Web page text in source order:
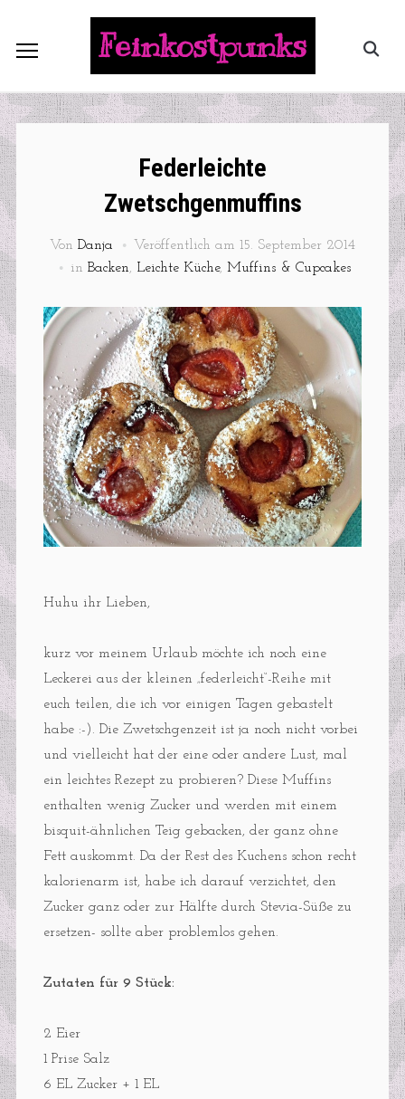
Feinkostpunks
Federleichte
Zwetschgenmuffins
Von Danja Veröffentlich am 15. September 2014
in Backen, Leichte Küche, Muffins & Cupcakes
Huhu ihr Lieben,
kurz vor meinem Urlaub möchte ich noch eine
Leckerei aus der kleinen „federleicht“-Reihe mit
euch teilen, die ich vor einigen Tagen gebastelt
habe :-). Die Zwetschgenzeit ist ja noch nicht vorbei
und vielleicht hat der eine oder andere Lust, mal
ein leichtes Rezept zu probieren? Diese Muffins
enthalten wenig Zucker und werden mit einem
bisquit-ähnlichen Teig gebacken, der ganz ohne
Fett auskommt. Da der Rest des Kuchens schon recht
kalorienarm ist, habe ich darauf verzichtet, den
Zucker ganz oder zur Hälfte durch Stevia-Süße zu
ersetzen- sollte aber problemlos gehen.
Zutaten für 9 Stück:
2 Eier
1 Prise Salz
6 EL Zucker + 1 EL